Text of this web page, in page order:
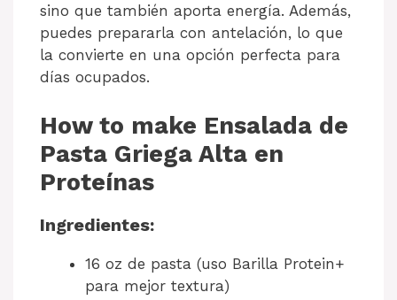
sino que también aporta energía. Además,
puedes prepararla con antelación, lo que
la convierte en una opción perfecta para
días ocupados.
How to make Ensalada de
Pasta Griega Alta en
Proteínas
Ingredientes:
16 oz de pasta (uso Barilla Protein+
para mejor textura)